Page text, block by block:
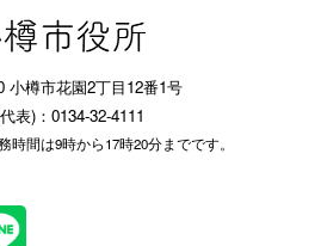
小樽市花園2丁目12番1号
表)：0134-32-4111
時間は9時から17時20分までです。